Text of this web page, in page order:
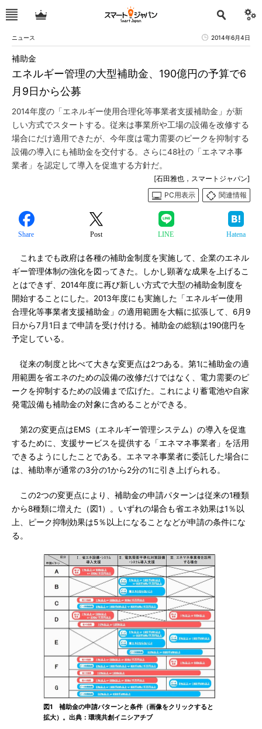
ニュース 2014年6月4日
エネルギー管理の大型補助金、190億円の予算で6
月9日から公募
補助金
2014年度の「エネルギー使用合理化等事業者支援補助金」が新
しい方式でスタートする。従来は事業所や工場の設備を改修する
場合にだけ適用できたが、今年度は電力需要のピークを抑制する
設備の導入にも補助金を交付する。さらに48社の「エネマネ事
業者」を認定して導入を促進する方針だ。
[石田雅也，スマートジャパン]
PC用表示
関連情報
Share Post LINE Hatena
これまでも政府は各種の補助金制度を実施して、企業のエネル
ギー管理体制の強化を図ってきた。しかし顕著な成果を上げるこ
とはできず、2014年度に再び新しい方式で大型の補助金制度を
開始することにした。2013年度にも実施した「エネルギー使用
合理化等事業者支援補助金」の適用範囲を大幅に拡張して、6月9
日から7月1日まで申請を受け付ける。補助金の総額は190億円を
予定している。
従来の制度と比べて大きな変更点は2つある。第1に補助金の適
用範囲を省エネのための設備の改修だけではなく、電力需要のピ
ークを抑制するための設備まで広げた。これにより蓄電池や自家
発電設備も補助金の対象に含めることができる。
第2の変更点はEMS（エネルギー管理システム）の導入を促進
するために、支援サービスを提供する「エネマネ事業者」を活用
できるようにしたことである。エネマネ事業者に委託した場合に
は、補助率が通常の3分の1から2分の1に引き上げられる。
この2つの変更点により、補助金の申請パターンは従来の1種類
から8種類に増えた（図1）。いずれの場合も省エネ効果は1％以
上、ピーク抑制効果は5％以上になることなどが申請の条件にな
る。
図1 補助金の申請パターンと条件（画像をクリックすると
拡大）。出典：環境共創イニシアチブ